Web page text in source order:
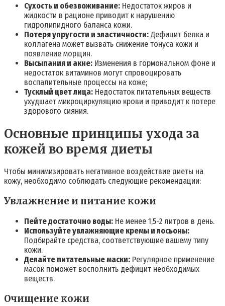
Сухость и обезвоживание: Недостаток жиров и
жидкости в рационе приводит к нарушению
гидролипидного баланса кожи.
Потеря упругости и эластичности: Дефицит белка и
коллагена может вызвать снижение тонуса кожи и
появление морщин.
Высыпания и акне: Изменения в гормональном фоне и
недостаток витаминов могут спровоцировать
воспалительные процессы на коже;
Тусклый цвет лица: Недостаток питательных веществ
ухудшает микроциркуляцию крови и приводит к потере
здорового сияния.
Основные принципы ухода за
кожей во время диеты
Чтобы минимизировать негативное воздействие диеты на
кожу, необходимо соблюдать следующие рекомендации:
Увлажнение и питание кожи
Пейте достаточно воды: Не менее 1,5-2 литров в день.
Используйте увлажняющие кремы и лосьоны:
Подбирайте средства, соответствующие вашему типу
кожи.
Делайте питательные маски: Регулярное применение
масок поможет восполнить дефицит необходимых
веществ.
Очищение кожи